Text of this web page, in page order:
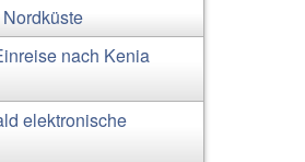
nach Kenia
elektronische